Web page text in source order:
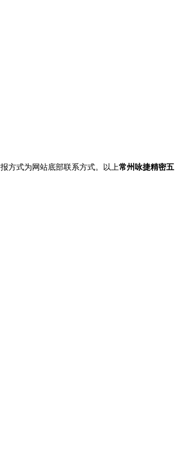
方式为网站底部联系方式。以上常州咏捷精密五